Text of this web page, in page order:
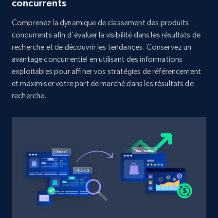
Rating, Reviews count, Initial price, Discount,
and more.
1.3K+ 176+ Commencer
Target - Discover products by category url
Rating, Reviews count, Initial price, Discount,
1.3K+ 176+ Commencer
Target - Discover products by specified
concurrents
Comprenez la dynamique de classement des produits
concurrents afin d'évaluer la visibilité dans les résultats de
recherche et de découvrir les tendances. Conservez un
avantage concurrentiel en utilisant des informations
exploitables pour affiner vos stratégies de référencement
et maximiser votre part de marché dans les résultats de
recherche.